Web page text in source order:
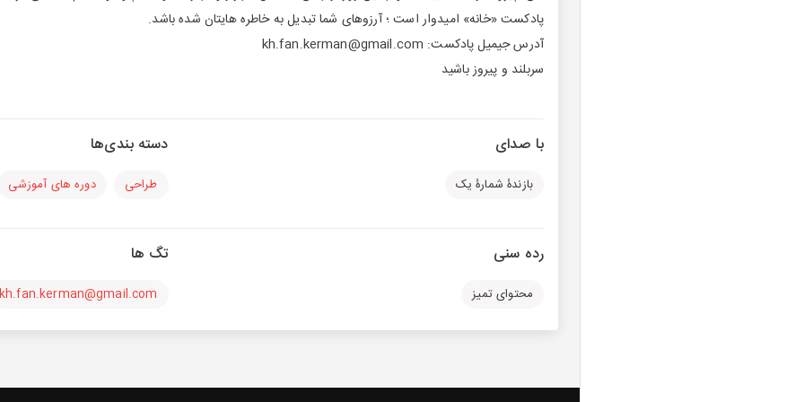
پادکست «خانه» امیدوار است ؛ آرزوهای شما تبدیل به خاطره هایتان شده باشد.
آدرس جیمیل پادکست: kh.fan.kerman@gmail.com
سربلند و پیروز باشید
با صدای
بازندۀ شمارۀ یک
دسته بندی‌ها
طراحی دوره های آموزشی
رده سنی
محتوای تمیز
تگ ها
kh.fan.kerman@gmail.com